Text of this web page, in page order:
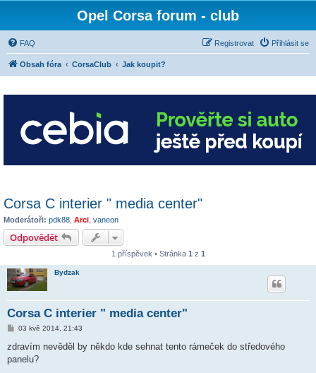
Opel Corsa forum - club
FAQ Přihlásit se
Registrovat
Obsah fóra CorsaClub Jak koupit?
Corsa C interier " media center"
Moderátoři: pdk88 Arci vaneon
Odpovědět
1 příspěvek • Stránka 1 z 1
Bydzak
Corsa C interier " media center"
P
í
p
03 kvě 2014, 21:43
zdravím nevěděl by někdo kde sehnat tento rámeček do středového
panelu?